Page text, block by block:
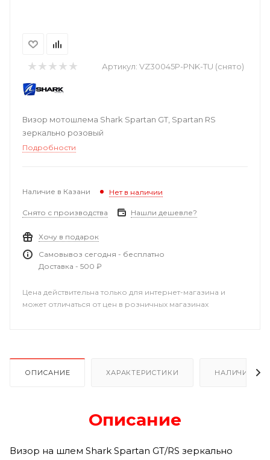
Артикул: VZ30045P-PNK-TU (снято)
Визор мотошлема Shark Spartan GT, Spartan RS
зеркально розовый
Подробности
Наличие в Казани Нет в наличии
Снято с производства Нашли дешевле?
Хочу в подарок
Самовывоз сегодня - бесплатно
Доставка - 500 ₽
Цена действительна только для интернет-магазина и
может отличаться от цен в розничных магазинах
ОПИСАНИЕ ХАРАКТЕРИСТИКИ НАЛИЧИЕ В
Описание
Визор на шлем Shark Spartan GT/RS зеркально